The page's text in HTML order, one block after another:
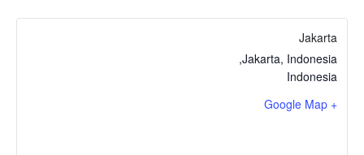
Jakarta
Jakarta, Indonesia
,
Indonesia
+ Google Map